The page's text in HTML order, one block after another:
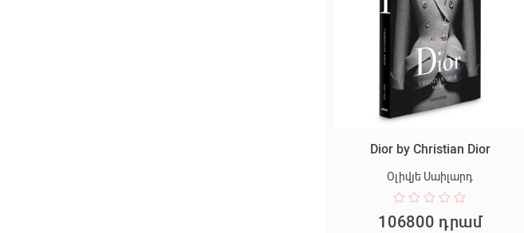
Dior by Christian Dior
Օլիվյե Սաիլարդ
106800 դրամ